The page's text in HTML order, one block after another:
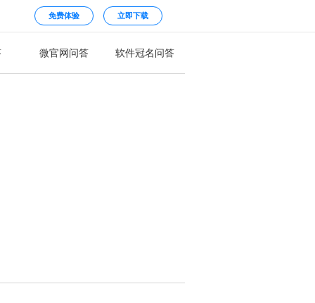
免费体验 立即下载
微官网问答 软件冠名问答